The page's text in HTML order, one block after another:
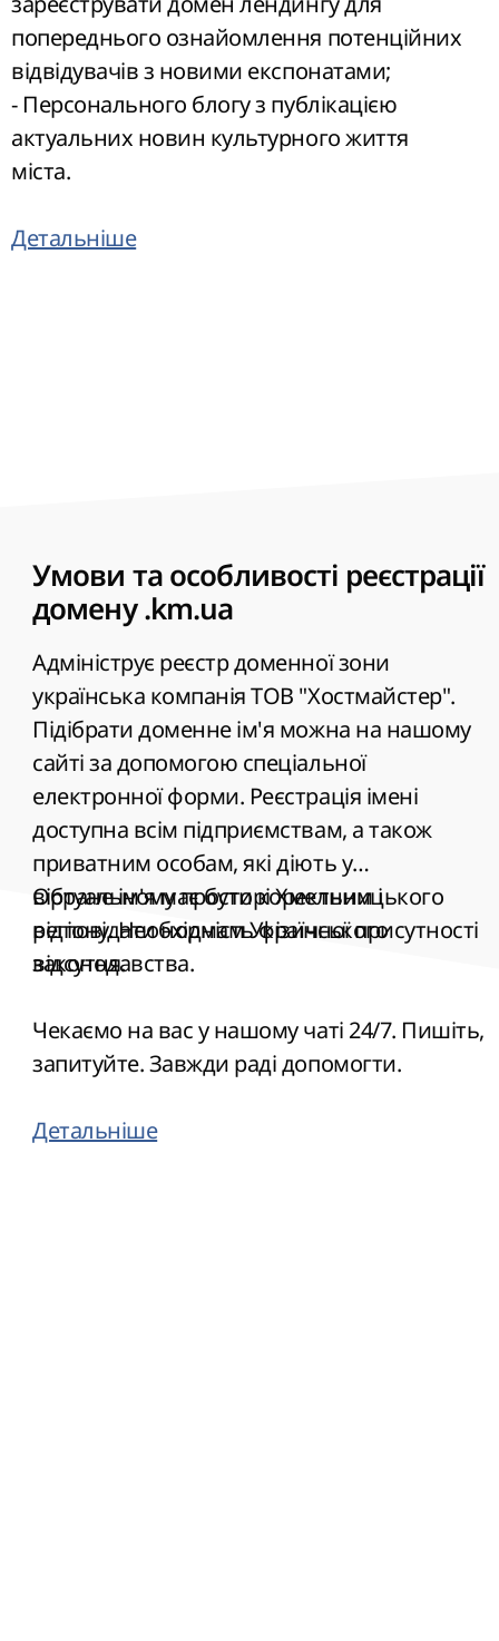
попереднього ознайомлення потенційних
відвідувачів з новими експонатами;
- Персонального блогу з публікацією
актуальних новин культурного життя
міста.
Детальніше
Умови та особливості реєстрації
домену .km.ua
Адмініструє реєстр доменної зони
українська компанія ТОВ "Хостмайстер".
Підібрати доменне ім'я можна на нашому
сайті за допомогою спеціальної
електронної форми. Реєстрація імені
доступна всім підприємствам, а також
приватним особам, які діють у
віртуальному просторі Хмельницького
регіону. Необхідність фізичної присутності
відсутня.
Обране ім'я має бути коректним і
відповідати нормам Українського
законодавства.
Чекаємо на вас у нашому чаті 24/7. Пишіть,
запитуйте. Завжди раді допомогти.
Детальніше